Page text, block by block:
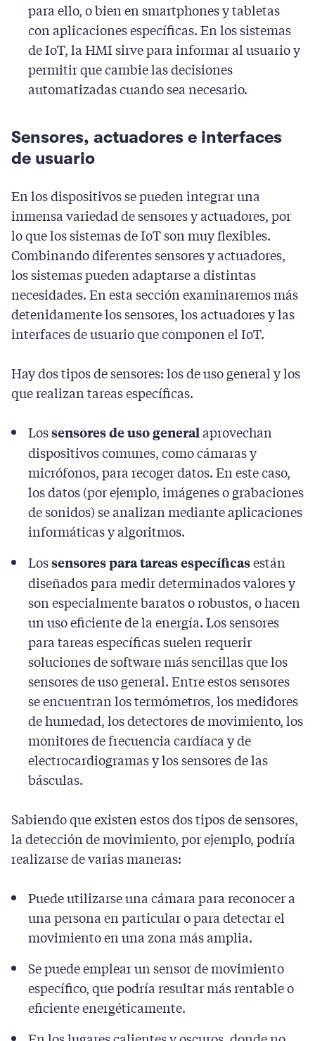
para ello, o bien en smartphones y tabletas
con aplicaciones específicas. En los sistemas
de IoT, la HMI sirve para informar al usuario y
permitir que cambie las decisiones
automatizadas cuando sea necesario.
Sensores, actuadores e interfaces
de usuario
En los dispositivos se pueden integrar una
inmensa variedad de sensores y actuadores, por
lo que los sistemas de IoT son muy flexibles.
Combinando diferentes sensores y actuadores,
los sistemas pueden adaptarse a distintas
necesidades. En esta sección examinaremos más
detenidamente los sensores, los actuadores y las
interfaces de usuario que componen el IoT.
Hay dos tipos de sensores: los de uso general y los
que realizan tareas específicas.
Lossensores de uso generalaprovechan
dispositivos comunes, como cámaras y
micrófonos, para recoger datos. En este caso,
los datos (por ejemplo, imágenes o grabaciones
de sonidos) se analizan mediante aplicaciones
informáticas y algoritmos.
Lossensores para tareas específicasestán
diseñados para medir determinados valores y
son especialmente baratos o robustos, o hacen
un uso eficiente de la energía. Los sensores
para tareas específicas suelen requerir
soluciones de software más sencillas que los
sensores de uso general. Entre estos sensores
se encuentran los termómetros, los medidores
de humedad, los detectores de movimiento, los
monitores de frecuencia cardíaca y de
electrocardiogramas y los sensores de las
básculas.
Sabiendo que existen estos dos tipos de sensores,
la detección de movimiento, por ejemplo, podría
realizarse de varias maneras:
Puede utilizarse una cámara para reconocer a
una persona en particular o para detectar el
movimiento en una zona más amplia.
Se puede emplear un sensor de movimiento
específico, que podría resultar más rentable o
eficiente energéticamente.